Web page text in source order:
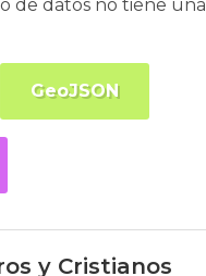
de datos no tiene una
GeoJSON
y Cristianos